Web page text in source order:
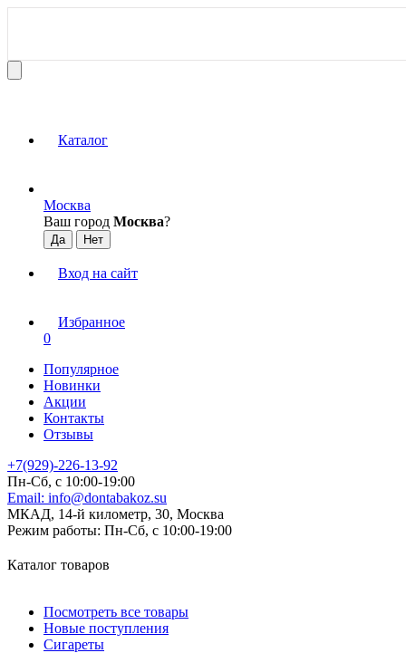
Каталог
Москва
Ваш город Москва?
Вход на сайт
Избранное
0
Популярное
Новинки
Акции
Контакты
Отзывы
+7(929)-226-13-92
Пн-Сб, с 10:00-19:00
Email: info@dontabakoz.su
МКАД, 14-й километр, 30, Москва
Режим работы: Пн-Сб, с 10:00-19:00
Каталог товаров
Посмотреть все товары
Новые поступления
Сигареты